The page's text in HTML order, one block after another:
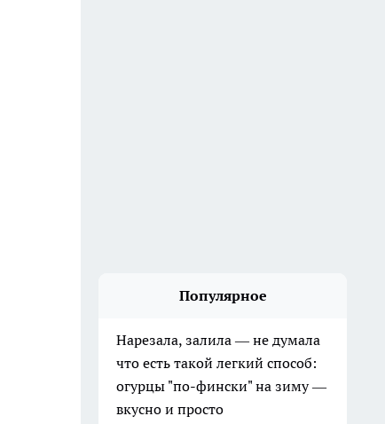
Популярное
Нарезала, залила — не думала
что есть такой легкий способ:
огурцы "по-фински" на зиму —
вкусно и просто